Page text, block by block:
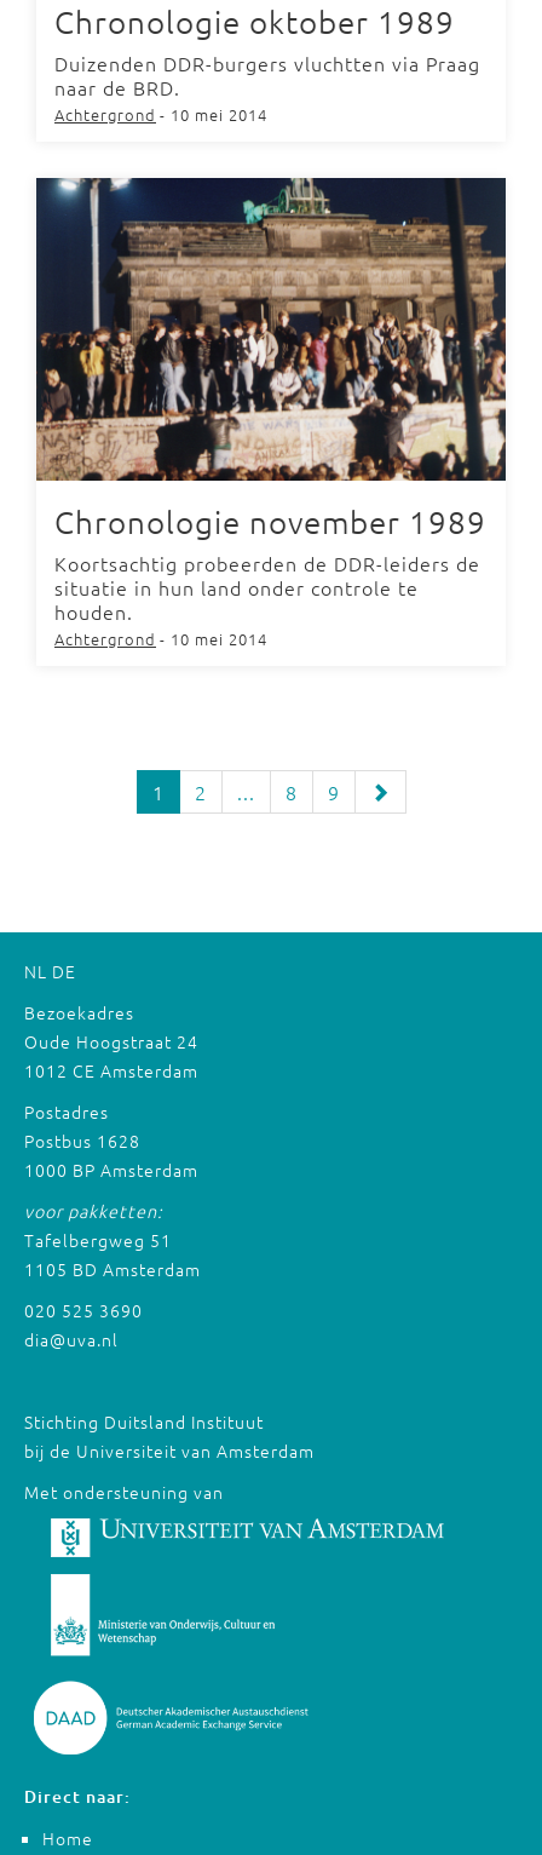
Chronologie oktober 1989
Duizenden DDR-burgers vluchtten via Praag
naar de BRD.
Achtergrond - 10 mei 2014
Chronologie november 1989
Koortsachtig probeerden de DDR-leiders de
situatie in hun land onder controle te
houden.
Achtergrond - 10 mei 2014
1 2 ... 8 9
NL DE
Bezoekadres
Oude Hoogstraat 24
1012 CE Amsterdam
Postadres
Postbus 1628
1000 BP Amsterdam
voor pakketten:
Tafelbergweg 51
1105 BD Amsterdam
020 525 3690
dia@uva.nl
Stichting Duitsland Instituut
bij de Universiteit van Amsterdam
Met ondersteuning van
Direct naar:
Home